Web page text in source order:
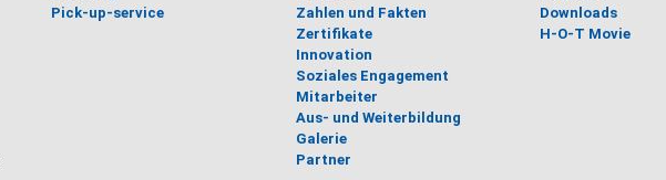
Pick-up-service
Zahlen und Fakten
Zertifikate
Innovation
Soziales Engagement
Mitarbeiter
Aus- und Weiterbildung
Galerie
Partner
Downloads
H-O-T Movie